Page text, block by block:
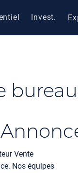
Invest.
Vente
Nos équipes